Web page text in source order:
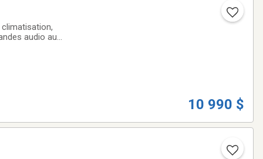
audio au
10 990 $